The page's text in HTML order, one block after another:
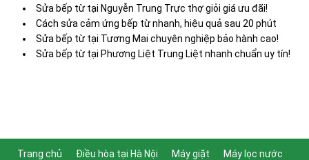
Sửa bếp từ tại Nguyễn Trung Trực thợ giỏi giá ưu đãi!
Cách sửa cảm ứng bếp từ nhanh, hiệu quả sau 20 phút
Sửa bếp từ tại Tương Mai chuyên nghiệp bảo hành cao!
Sửa bếp từ tại Phương Liệt Trung Liệt nhanh chuẩn uy tín!
Trang chủ Điều hòa tại Hà Nội Máy giặt Máy lọc nước